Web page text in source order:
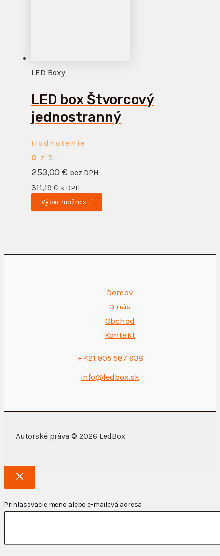
LED Boxy
LED box Štvorcový
jednostranný
Hodnotenie
0 z 5
253,00 € bez DPH
311,19 € s DPH
Výber možností
Domov
O nás
Obchod
Kontakt
+ 421 905 587 938
info@ledbox.sk
Autorské práva © 2026 LedBox
Prihlasovacie meno alebo e-mailová adresa